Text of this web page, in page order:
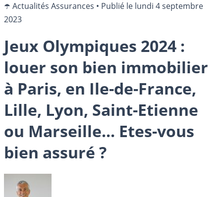
☂️ Actualités Assurances • Publié le lundi 4 septembre
2023
Jeux Olympiques 2024 :
louer son bien immobilier
à Paris, en Ile-de-France,
Lille, Lyon, Saint-Etienne
ou Marseille... Etes-vous
bien assuré ?